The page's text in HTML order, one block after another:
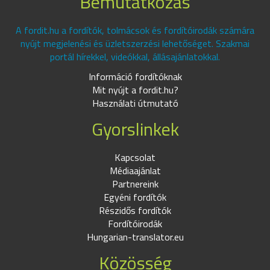
A fordit.hu a fordítók, tolmácsok és fordítóirodák számára
nyújt megjelenési és üzletszerzési lehetőséget. Szakmai
portál hírekkel, videókkal, állásajánlatokkal.
Információ fordítóknak
Mit nyújt a fordit.hu?
Használati útmutató
Gyorslinkek
Kapcsolat
Médiaajánlat
Partnereink
Egyéni fordítók
Részidős fordítók
Fordítóirodák
Hungarian-translator.eu
Közösség